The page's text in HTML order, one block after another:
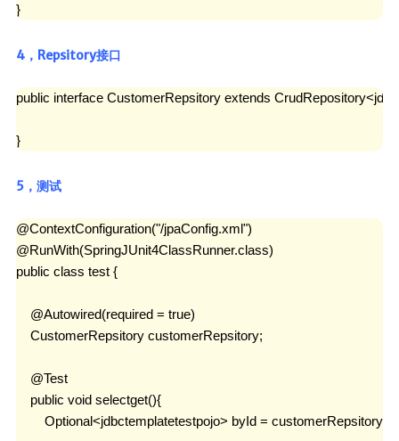
}
4，Repsitory接口
public interface CustomerRepsitory extends
}
5，测试
@ContextConfiguration("/jpaConfig.xml")
@RunWith(SpringJUnit4ClassRunner.class)
public class test {
    @Autowired(required = true)
    CustomerRepsitory customerRepsitory;
    @Test
    public void selectget(){
Optional<jdbctemplatetestpojo> byId =